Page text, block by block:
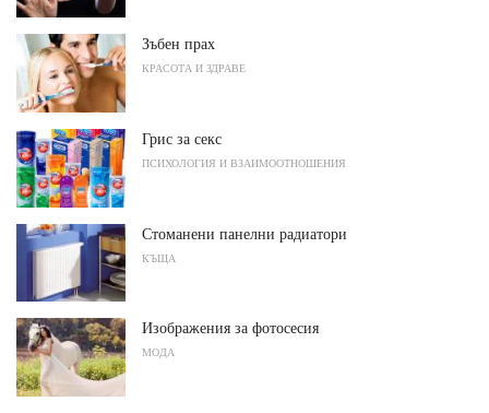
Зъбен прах
КРАСОТА И ЗДРАВЕ
Грис за секс
ПСИХОЛОГИЯ И ВЗАИМООТНОШЕНИЯ
Стоманени панелни радиатори
КЪЩА
Изображения за фотосесия
МОДА